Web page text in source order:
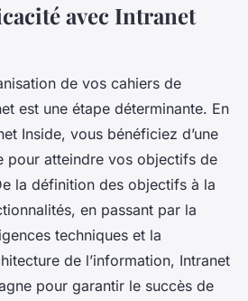
avec Intranet
de vos cahiers de
est une étape déterminante. En
Inside, vous bénéficiez d’une
pour atteindre vos objectifs de
la définition des objectifs à la
en passant par la
techniques et la
de l’information, Intranet
pour garantir le succès de